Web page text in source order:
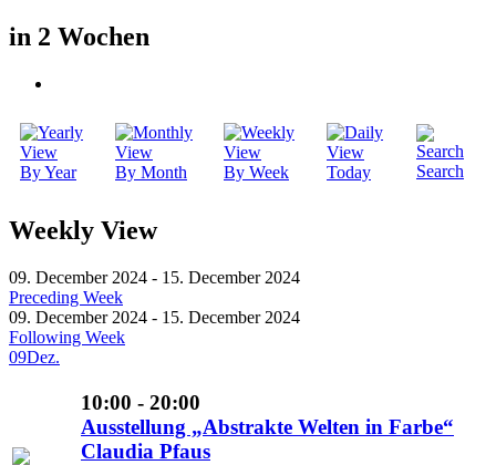
in 2 Wochen
By Year By Month By Week Today Search
Weekly View
09. December 2024 - 15. December 2024
Preceding Week
09. December 2024 - 15. December 2024
Following Week
09Dez.
10:00 - 20:00
Ausstellung „Abstrakte Welten in Farbe“
Claudia Pfaus